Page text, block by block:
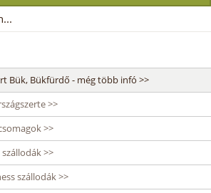
Bük, Bükfürdő - még több infó >>
>>
>>
>>
szállodák >>